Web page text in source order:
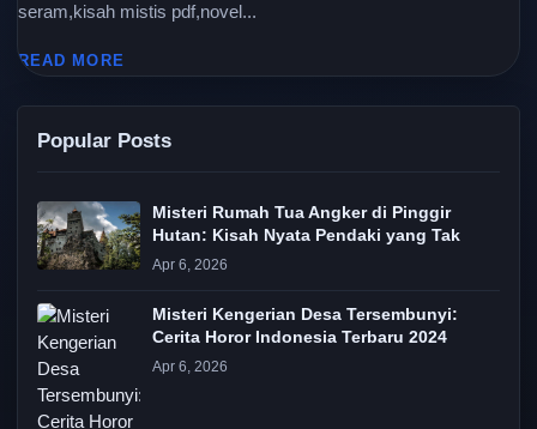
seram,kisah mistis pdf,novel...
READ MORE
Popular Posts
Misteri Rumah Tua Angker di Pinggir
Hutan: Kisah Nyata Pendaki yang Tak
Apr 6, 2026
Misteri Kengerian Desa Tersembunyi:
Cerita Horor Indonesia Terbaru 2024
Apr 6, 2026